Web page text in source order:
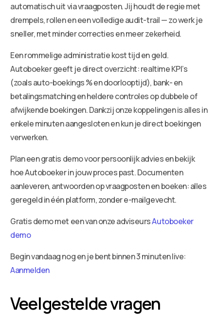
automatisch uit via vraagposten. Jij houdt de regie met
drempels, rollen en een volledige audit-trail — zo werk je
sneller, met minder correcties en meer zekerheid.
Een rommelige administratie kost tijd en geld.
Autoboeker geeft je direct overzicht: realtime KPI’s
(zoals auto-boekings % en doorlooptijd), bank- en
betalingsmatching en heldere controles op dubbele of
afwijkende boekingen. Dankzij onze koppelingen is alles in
enkele minuten aangesloten en kun je direct boekingen
verwerken.
Plan een gratis demo voor persoonlijk advies en bekijk
hoe Autoboeker in jouw proces past. Documenten
aanleveren, antwoorden op vraagposten en boeken: alles
geregeld in één platform, zonder e-mailgevecht.
Gratis demo met een van onze adviseursAutoboeker
demo
Begin vandaag nog en je bent binnen 3 minuten live:
Aanmelden
Veelgestelde vragen